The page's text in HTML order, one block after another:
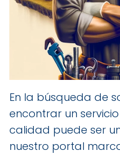
En la búsqueda de
encontrar un
calidad puede ser
nuestro portal